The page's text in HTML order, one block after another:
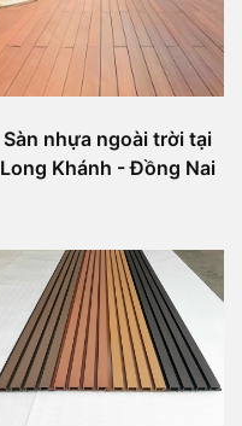
Sàn nhựa ngoài trời tại
Long Khánh - Đồng Nai